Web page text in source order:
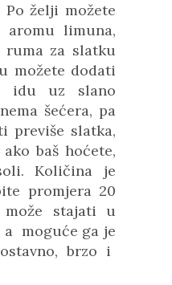
želji možete
aromu limuna,
za slatku
možete dodati
idu uz slano
šećera, pa
previše slatka,
baš hoćete,
Količina je
promjera 20
stajati u
a moguće ga je
brzo i